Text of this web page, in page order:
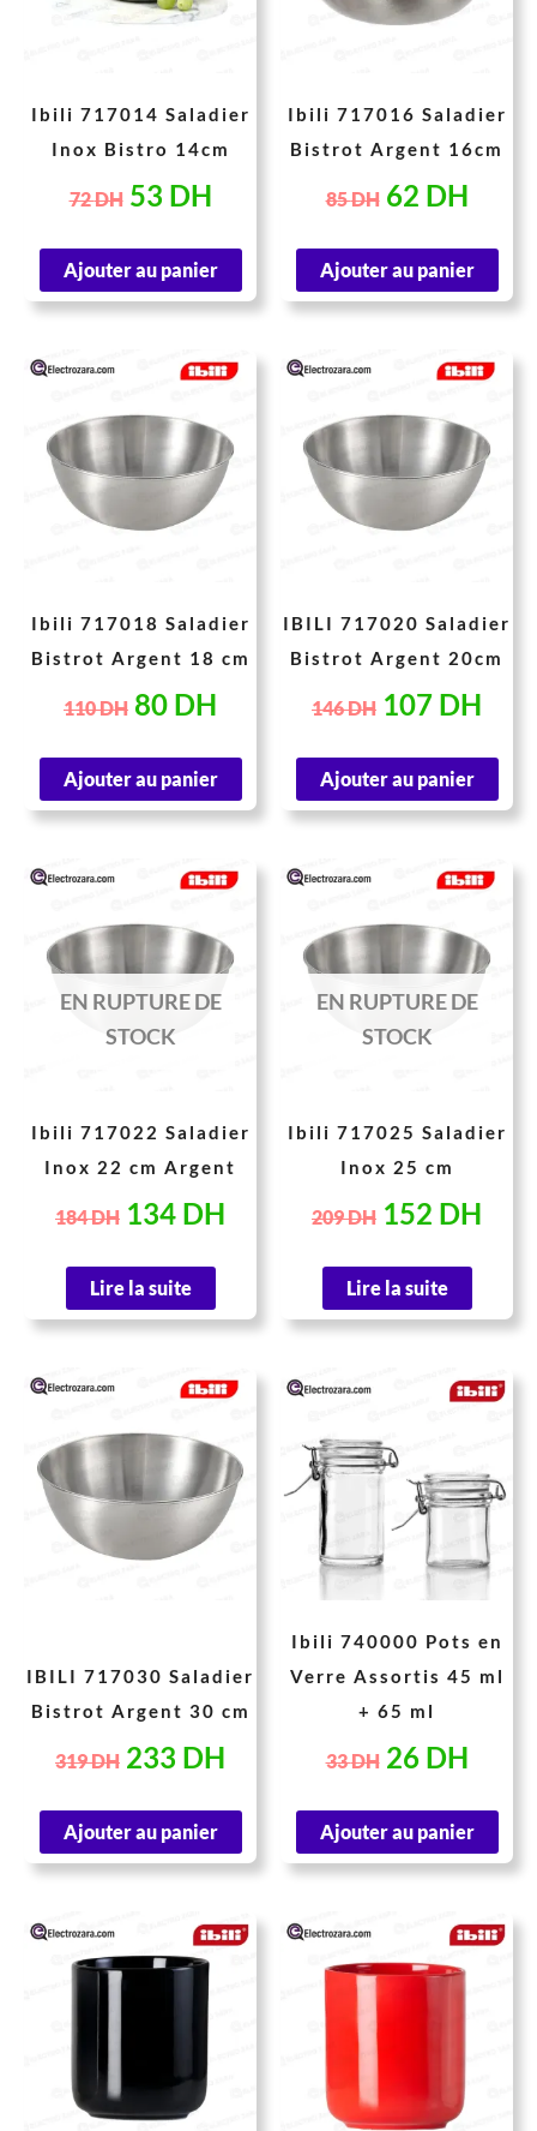
Ibili 717014 Saladier
Inox Bistro 14cm
72DH 53 DH
Ajouter au panier
Ibili 717016 Saladier
Bistrot Argent 16cm
85DH 62 DH
Ajouter au panier
Ibili 717018 Saladier
Bistrot Argent 18 cm
110DH
initial
était :
110 DH.
80 DH
Le
actuel
est :
Ajouter au panier
IBILI 717020 Saladier
Bistrot Argent 20cm
146DH
initial
était :
146 DH.
107 DH
Le
est :
Ajouter au panier
EN RUPTURE DE
STOCK
Ibili 717022 Saladier
Inox 22 cm Argent
184DH
initial
était :
184 DH.
134 DH
Le
actuel
Lire la suite
EN RUPTURE DE
STOCK
Ibili 717025 Saladier
Inox 25 cm
209DH
initial
était :
209 DH.
152 DH
Le
Lire la suite
IBILI 717030 Saladier
Bistrot Argent 30 cm
319DH
initial
était :
319 DH.
233 DH
Le
actuel
est :
233 DH.
Ajouter au panier
Ibili 740000 Pots en
Verre Assortis 45 ml
+ 65 ml
33DH
initial
était :
33 DH.
26 DH
Le
est :
26
Ajouter au panier
prix
92 DH.
Le
prix
initial
Le